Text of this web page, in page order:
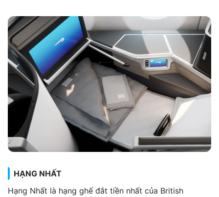
HẠNG NHẤT
Hạng Nhất là hạng ghế đắt tiền nhất của British